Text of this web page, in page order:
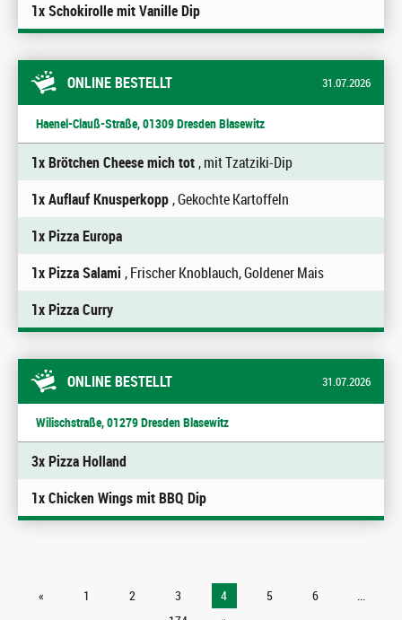
1x Schokirolle mit Vanille Dip
ONLINE BESTELLT 31.07.2026
Haenel-Clauß-Straße, 01309 Dresden Blasewitz
1x Brötchen Cheese mich tot, mit Tzatziki-Dip
1x Auflauf Knusperkopp, Gekochte Kartoffeln
1x Pizza Europa
1x Pizza Salami , Frischer Knoblauch, Goldener Mais
1x Pizza Curry
ONLINE BESTELLT 31.07.2026
Wilischstraße, 01279 Dresden Blasewitz
3x Pizza Holland
1x Chicken Wings mit BBQ Dip
« 1 2 3 4 5 6
...